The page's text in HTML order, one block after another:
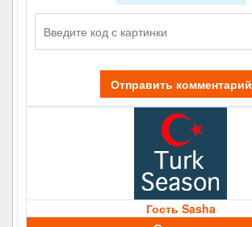
Отправить комментарий
Гость Sasha